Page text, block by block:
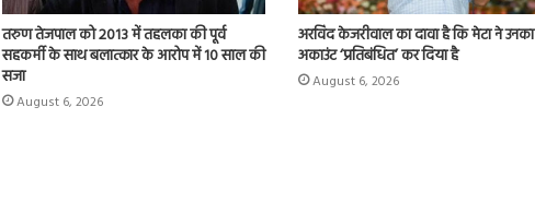
तरुण तेजपाल को 2013 में तहलका की पूर्व
सहकर्मी के साथ बलात्कार के आरोप में 10 साल की
सजा
August 6, 2026
अरविंद केजरीवाल का दावा है कि मेटा ने उनका
अकाउंट ‘प्रतिबंधित’ कर दिया है
August 6, 2026